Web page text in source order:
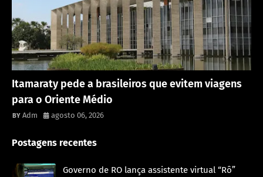
Itamaraty pede a brasileiros que evitem viagens
para o Oriente Médio
Adm agosto 06, 2026
Postagens recentes
Governo de RO lança assistente virtual “Rô”